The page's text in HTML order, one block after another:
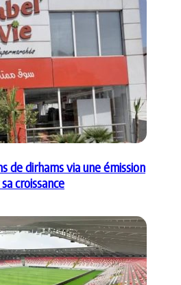
de dirhams via une émission
croissance